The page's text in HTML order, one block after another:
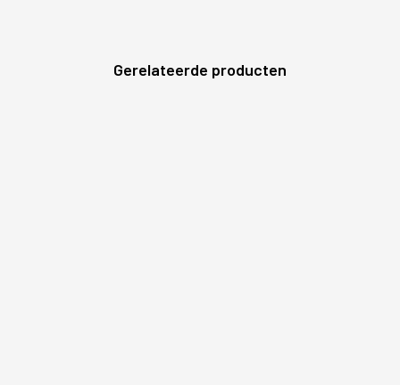
Gerelateerde producten